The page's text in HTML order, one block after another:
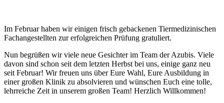
Im Februar haben wir einigen frisch gebackenen Tiermedizinischen
Fachangestellten zur erfolgreichen Prüfung gratuliert.
Nun begrüßen wir viele neue Gesichter im Team der Azubis. Viele
davon sind schon seit dem letzten Herbst bei uns, einige ganz neu
seit Februar! Wir freuen uns über Eure Wahl, Eure Ausbildung in
einer großen Klinik zu absolvieren und wünschen Euch eine tolle,
lehrreiche Zeit in unserem großen Team! Herzlich Willkommen!